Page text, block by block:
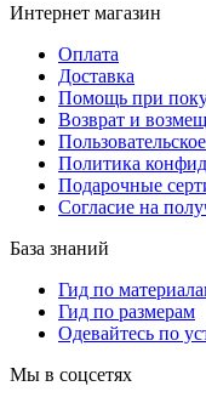
Интернет магазин
Оплата
Доставка
Помощь при
Возврат и
Политика
Подарочные
Согласие на
База знаний
Гид по
Гид по размерам
Одевайтесь по
Мы в соцсетях